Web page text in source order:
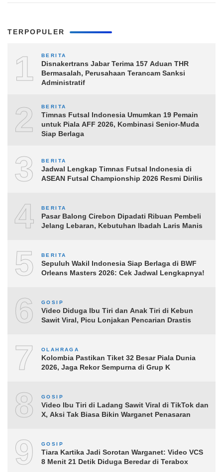
TERPOPULER
1 BERITA
Disnakertrans Jabar Terima 157 Aduan THR
Bermasalah, Perusahaan Terancam Sanksi
Administratif
2 BERITA
Timnas Futsal Indonesia Umumkan 19 Pemain
untuk Piala AFF 2026, Kombinasi Senior-Muda
Siap Berlaga
3 BERITA
Jadwal Lengkap Timnas Futsal Indonesia di
ASEAN Futsal Championship 2026 Resmi Dirilis
4 BERITA
Pasar Balong Cirebon Dipadati Ribuan Pembeli
Jelang Lebaran, Kebutuhan Ibadah Laris Manis
5 BERITA
Sepuluh Wakil Indonesia Siap Berlaga di BWF
Orleans Masters 2026: Cek Jadwal Lengkapnya!
6 GOSIP
Video Diduga Ibu Tiri dan Anak Tiri di Kebun
Sawit Viral, Picu Lonjakan Pencarian Drastis
7 OLAHRAGA
Kolombia Pastikan Tiket 32 Besar Piala Dunia
2026, Jaga Rekor Sempurna di Grup K
8 GOSIP
Video Ibu Tiri di Ladang Sawit Viral di TikTok dan
X, Aksi Tak Biasa Bikin Warganet Penasaran
9 GOSIP
Tiara Kartika Jadi Sorotan Warganet: Video VCS
8 Menit 21 Detik Diduga Beredar di Terabox